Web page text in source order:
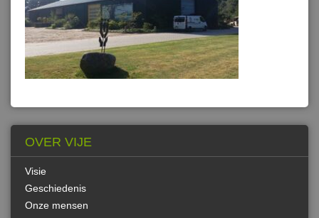
OVER VIJE
Visie
Geschiedenis
Onze mensen